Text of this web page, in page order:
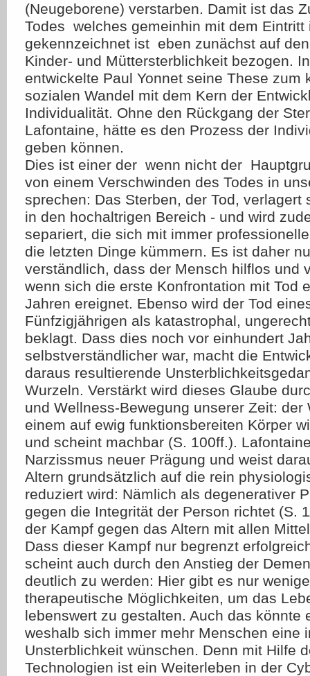
(Neugeborene) verstarben. Damit ist das
Todes  welches gemeinhin mit dem
gekennzeichnet ist  eben zunächst auf
Kinder- und Müttersterblichkeit bezogen.
entwickelte Paul Yonnet seine These zum
sozialen Wandel mit dem Kern der
Individualität. Ohne den Rückgang der
Lafontaine, hätte es den Prozess der
geben können.
Dies ist einer der  wenn nicht der 
von einem Verschwinden des Todes in
sprechen: Das Sterben, der Tod, verlagert
in den hochaltrigen Bereich - und wird
separiert, die sich mit immer
die letzten Dinge kümmern. Es ist daher
verständlich, dass der Mensch hilflos und
wenn sich die erste Konfrontation mit Tod
Jahren ereignet. Ebenso wird der Tod
Fünfzigjährigen als katastrophal,
beklagt. Dass dies noch vor einhundert
selbstverständlicher war, macht die
daraus resultierende
Wurzeln. Verstärkt wird dieses Glaube
und Wellness-Bewegung unserer Zeit: der
einem auf ewig funktionsbereiten Körper
und scheint machbar (S. 100ff.).
Narzissmus neuer Prägung und weist
Altern grundsätzlich auf die rein
reduziert wird: Nämlich als degenerativer
gegen die Integrität der Person richtet (S.
der Kampf gegen das Altern mit allen
Dass dieser Kampf nur begrenzt
scheint auch durch den Anstieg der
deutlich zu werden: Hier gibt es nur
therapeutische Möglichkeiten, um das
lebenswert zu gestalten. Auch das könnte
weshalb sich immer mehr Menschen eine
Unsterblichkeit wünschen. Denn mit Hilfe
Technologien ist ein Weiterleben in der